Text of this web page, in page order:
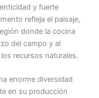
y fuerte
refleja el paisaje,
donde la cocina
del campo y al
recursos naturales.
enorme diversidad
en su producción